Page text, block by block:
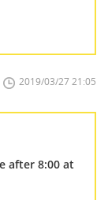
2019/03/27 21:05
after 8:00 at